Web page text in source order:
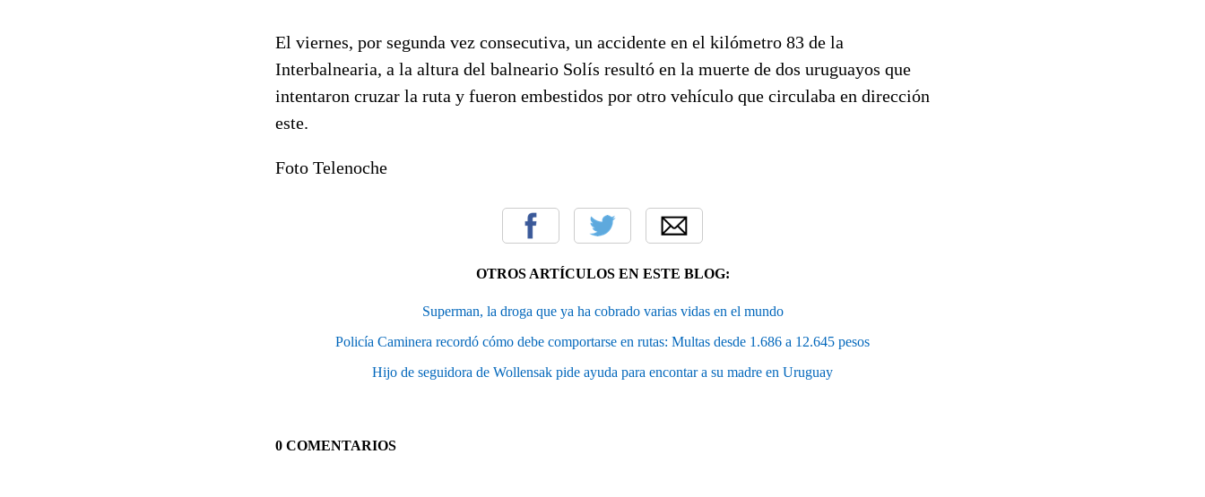
El viernes, por segunda vez consecutiva, un accidente en el kilómetro 83 de la
Interbalnearia, a la altura del balneario Solís resultó en la muerte de dos uruguayos que
intentaron cruzar la ruta y fueron embestidos por otro vehículo que circulaba en dirección
este.
Foto Telenoche
OTROS ARTÍCULOS EN ESTE BLOG:
Superman, la droga que ya ha cobrado varias vidas en el mundo
Policía Caminera recordó cómo debe comportarse en rutas: Multas desde 1.686 a 12.645 pesos
Hijo de seguidora de Wollensak pide ayuda para encontar a su madre en Uruguay
0 COMENTARIOS